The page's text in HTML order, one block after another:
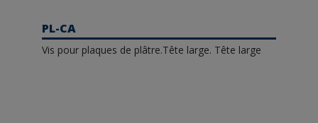
PL-CA
Vis pour plaques de plâtre.Tête large. Tête large